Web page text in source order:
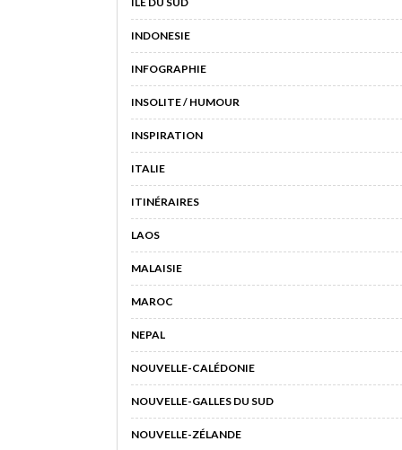
INDONESIE
INFOGRAPHIE
INSOLITE / HUMOUR
INSPIRATION
ITALIE
ITINÉRAIRES
LAOS
MALAISIE
MAROC
NEPAL
NOUVELLE-CALÉDONIE
NOUVELLE-GALLES DU SUD
NOUVELLE-ZÉLANDE